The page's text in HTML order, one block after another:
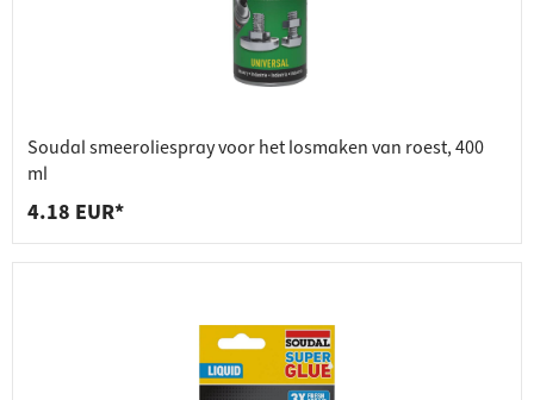
Soudal smeeroliespray voor het losmaken van roest, 400
ml
4.18 EUR*